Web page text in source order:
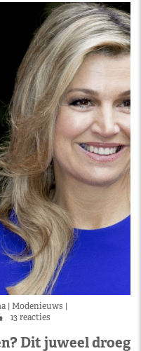
Modenieuws
13 reacties
Dit juweel droeg